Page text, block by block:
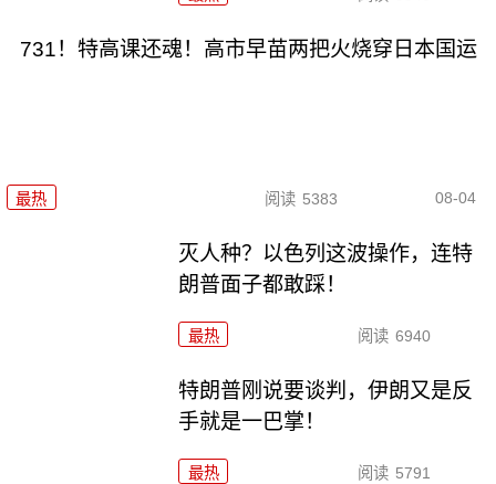
731！特高课还魂！高市早苗两把火烧穿日本国运
最热 阅读 5383 08-04
灭人种？以色列这波操作，连特
朗普面子都敢踩！
最热 阅读 6940
特朗普刚说要谈判，伊朗又是反
手就是一巴掌！
最热 阅读 5791